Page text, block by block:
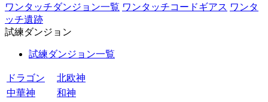
ワンタッチダンジョン一覧 ワンタッチコードギアス ワンタ
ッチ遺跡
試練ダンジョン
試練ダンジョン一覧
ドラゴン
北欧神
中華神
和神